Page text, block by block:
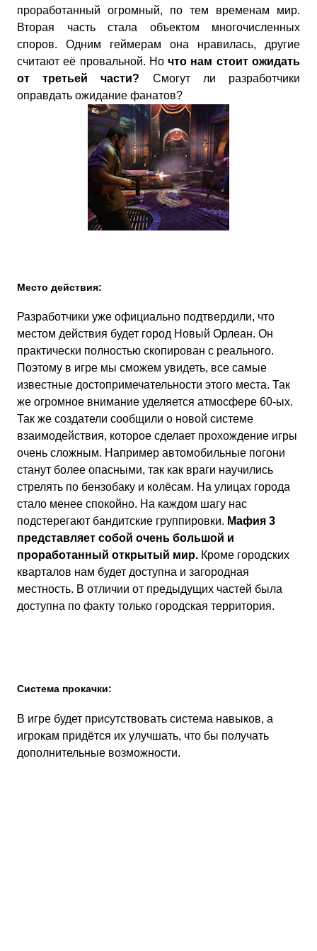
проработанный огромный, по тем временам мир.
Вторая часть стала объектом многочисленных
споров. Одним геймерам она нравилась, другие
считают её провальной. Ночто нам стоит ожидать
от третьей части? Смогут ли разработчики
оправдать ожидание фанатов?
Место действия:
Разработчики уже официально подтвердили, что
местом действия будет город Новый Орлеан. Он
практически полностью скопирован с реального.
Поэтому в игре мы сможем увидеть, все самые
известные достопримечательности этого места. Так
же огромное внимание уделяется атмосфере 60-ых.
Так же создатели сообщили о новой системе
взаимодействия, которое сделает прохождение игры
очень сложным. Например автомобильные погони
станут более опасными, так как враги научились
стрелять по бензобаку и колёсам. На улицах города
стало менее спокойно. На каждом шагу нас
подстерегают бандитские группировки. Мафия 3
представляет собой очень большой и
проработанный открытый мир. Кроме городских
кварталов нам будет доступна и загородная
местность. В отличии от предыдущих частей была
доступна по факту только городская территория.
Система прокачки:
В игре будет присутствовать система навыков, а
игрокам придётся их улучшать, что бы получать
дополнительные возможности.